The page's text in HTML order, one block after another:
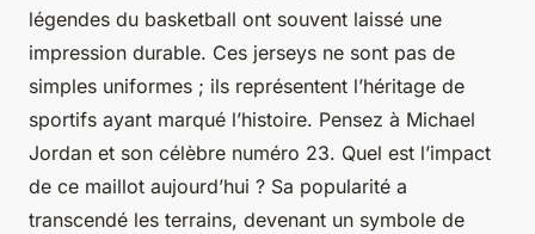
légendes du basketball ont souvent laissé une
impression durable. Ces jerseys ne sont pas de
simples uniformes ; ils représentent l’héritage de
sportifs ayant marqué l’histoire. Pensez à Michael
Jordan et son célèbre numéro 23. Quel est l’impact
de ce maillot aujourd’hui ? Sa popularité a
transcendé les terrains, devenant un symbole de